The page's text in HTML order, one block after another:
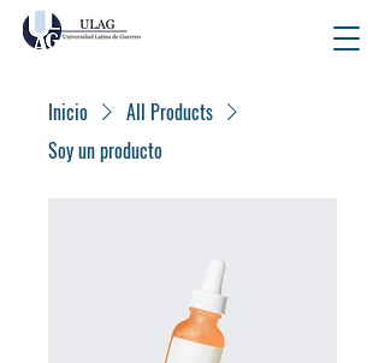
Inicio
All Products
Soy un producto